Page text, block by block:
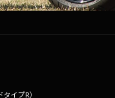
イプR）